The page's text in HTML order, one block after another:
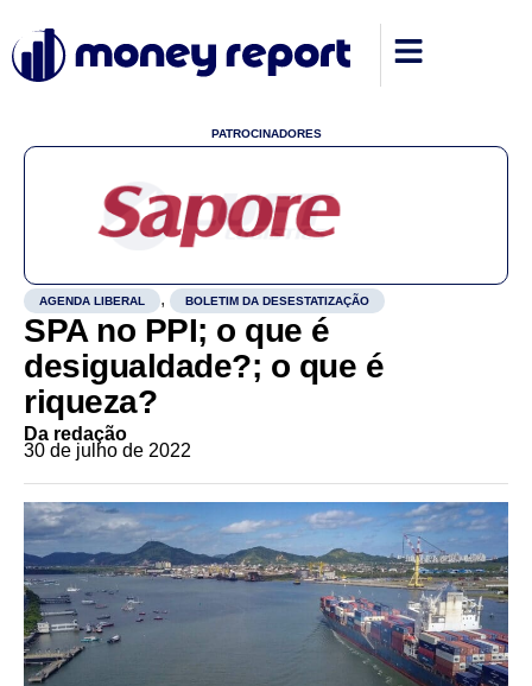
PATROCINADORES
AGENDA LIBERAL , BOLETIM DA DESESTATIZAÇÃO
SPA no PPI; o que é
desigualdade?; o que é
riqueza?
Da redação
30 de julho de 2022